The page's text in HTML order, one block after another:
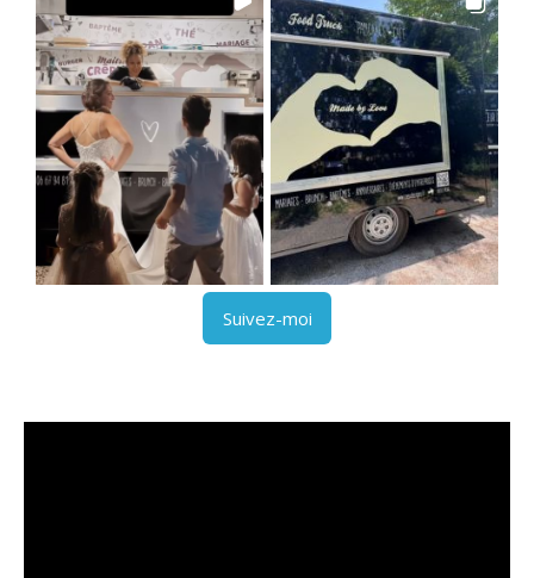
Suivez-moi